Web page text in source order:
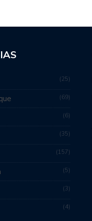
25
69
6
35
157
5
3
4